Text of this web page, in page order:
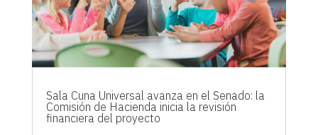
Sala Cuna Universal avanza en el Senado: la
Comisión de Hacienda inicia la revisión
financiera del proyecto